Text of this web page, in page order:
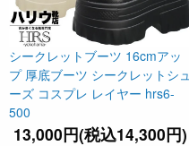
シークレットブーツ 16cmアッ
プ 厚底ブーツ シークレットシュ
ーズ コスプレ レイヤー hrs6-
500
13,000円(税込14,300円)